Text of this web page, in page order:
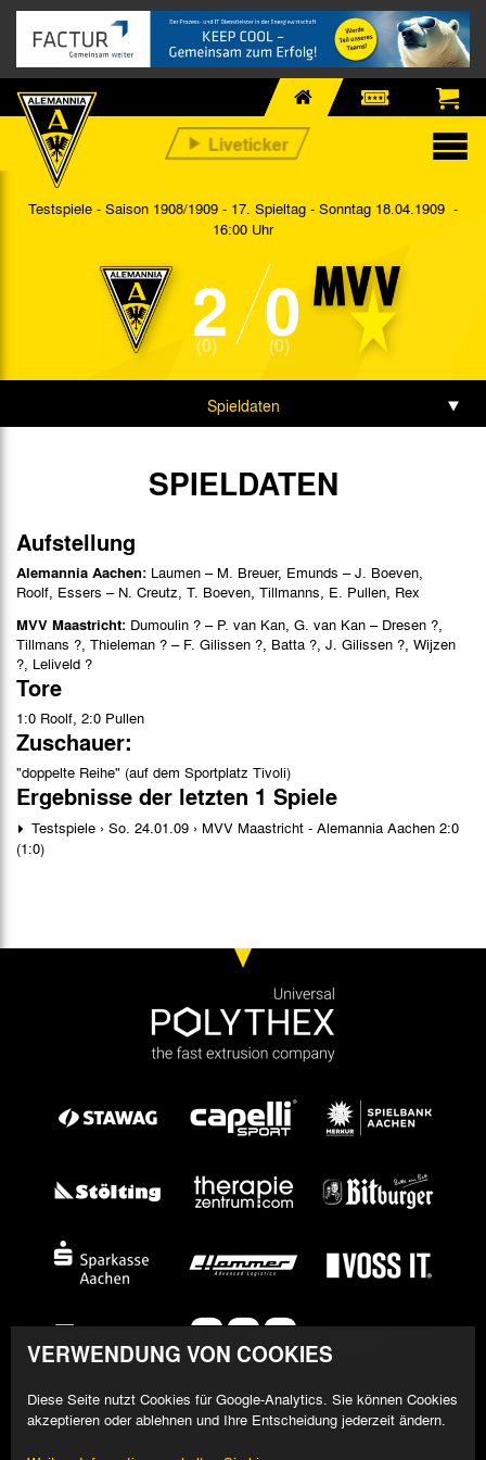
Testspiele - Saison 1908/1909 - 17. Spieltag - Sonntag 18.04.1909 -
16:00 Uhr
2
(0) 0
(0)
Spieldaten
SPIELDATEN
Aufstellung
Alemannia Aachen: Laumen – M. Breuer, Emunds – J. Boeven,
Roolf, Essers – N. Creutz, T. Boeven, Tillmanns, E. Pullen, Rex
MVV Maastricht: Dumoulin ? – P. van Kan, G. van Kan – Dresen ?,
Tillmans ?, Thieleman ? – F. Gilissen ?, Batta ?, J. Gilissen ?, Wijzen
?, Leliveld ?
Tore
1:0 Roolf, 2:0 Pullen
Zuschauer:
"doppelte Reihe" (auf dem Sportplatz Tivoli)
Ergebnisse der letzten 1 Spiele
Testspiele › So. 24.01.09 › MVV Maastricht - Alemannia Aachen 2:0
(1:0)
VERWENDUNG VON COOKIES
Diese Seite nutzt Cookies für Google-Analytics. Sie können Cookies
akzeptieren oder ablehnen und Ihre Entscheidung jederzeit ändern.